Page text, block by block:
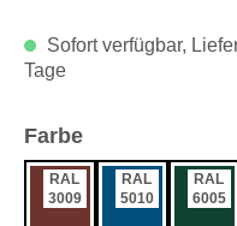
Sofort verfügbar,
Tage
Farbeauswählen
RAL
3009
RAL
5010
RAL
6005